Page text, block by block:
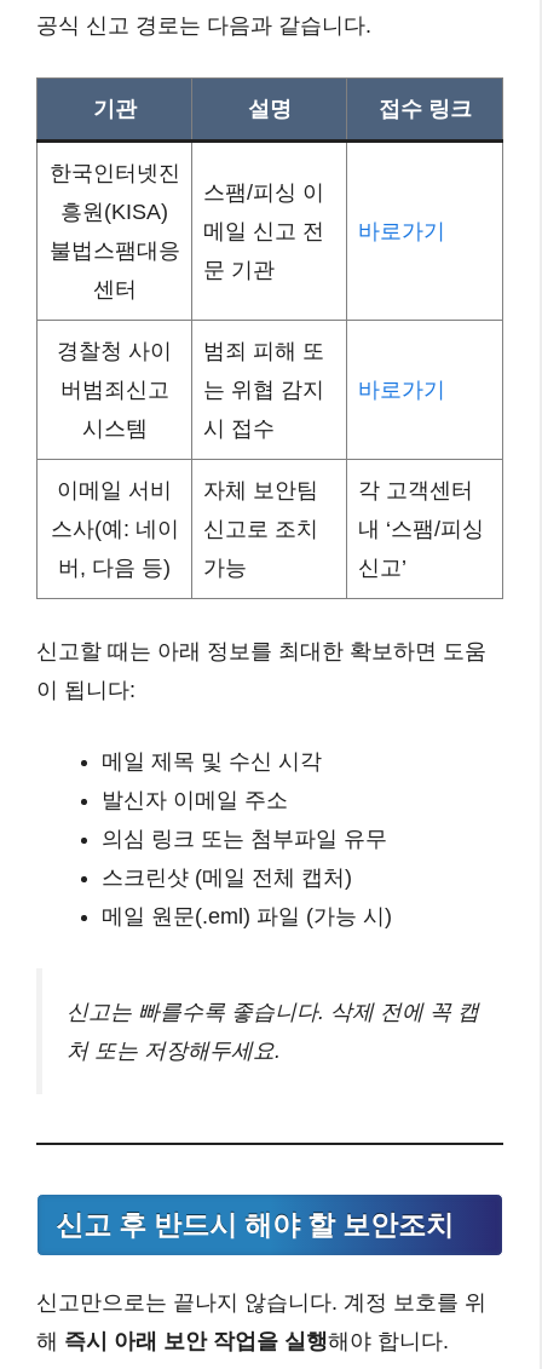
공식 신고 경로는 다음과 같습니다.
기관 설명 접수 링크
한국인터넷진
흥원(KISA)
불법스팸대응
센터
스팸/피싱 이
메일 신고 전
문 기관
바로가기
경찰청 사이
버범죄신고
시스템
범죄 피해 또
는 위협 감지
시 접수
바로가기
이메일 서비
스사(예: 네이
버, 다음 등)
자체 보안팀
신고로 조치
가능
각 고객센터
내 ‘스팸/피싱
신고’
신고할 때는 아래 정보를 최대한 확보하면 도움
이 됩니다:
메일 제목 및 수신 시각
발신자 이메일 주소
의심 링크 또는 첨부파일 유무
스크린샷 (메일 전체 캡처)
메일 원문(.eml) 파일 (가능 시)
신고는 빠를수록 좋습니다. 삭제 전에 꼭 캡
처 또는 저장해두세요.
신고 후 반드시 해야 할 보안조치
신고만으로는 끝나지 않습니다. 계정 보호를 위
해 즉시 아래 보안 작업을 실행해야 합니다.